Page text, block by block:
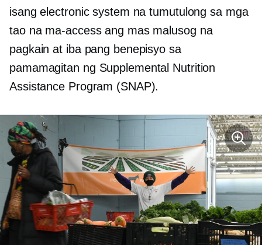
isang electronic system na tumutulong sa mga
tao na ma-access ang mas malusog na
pagkain at iba pang benepisyo sa
pamamagitan ng Supplemental Nutrition
Assistance Program (SNAP).